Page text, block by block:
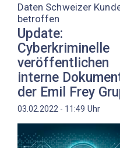
Daten Schweizer
betroffen
Update:
Cyberkriminelle
veröffentlichen
interne
der Emil Frey
03.02.2022 - 11:49 Uhr